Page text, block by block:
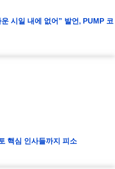
시일 내에 없어” 발언, PUMP 코
핵심 인사들까지 피소